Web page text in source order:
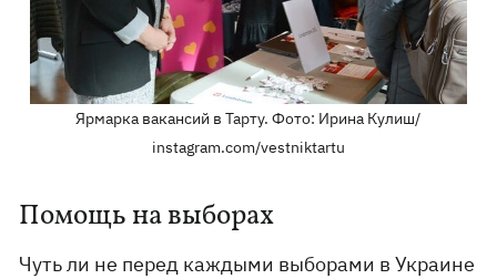
Ярмарка вакансий в Тарту. Фото: Ирина Кулиш/
instagram.com/vestniktartu
Помощь на выборах
Чуть ли не перед каждыми выборами в Украине